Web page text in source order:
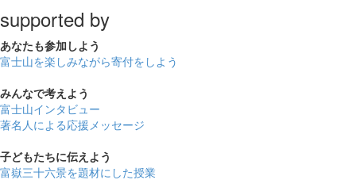
supported by
あなたも参加しよう
富士山を楽しみながら寄付をしよう
みんなで考えよう
富士山インタビュー
著名人による応援メッセージ
子どもたちに伝えよう
富嶽三十六景を題材にした授業